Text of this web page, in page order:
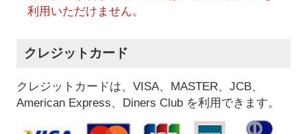
利用いただけません。
クレジットカード
クレジットカードは、VISA、MASTER、JCB、
American Express、Diners Club を利用できます。